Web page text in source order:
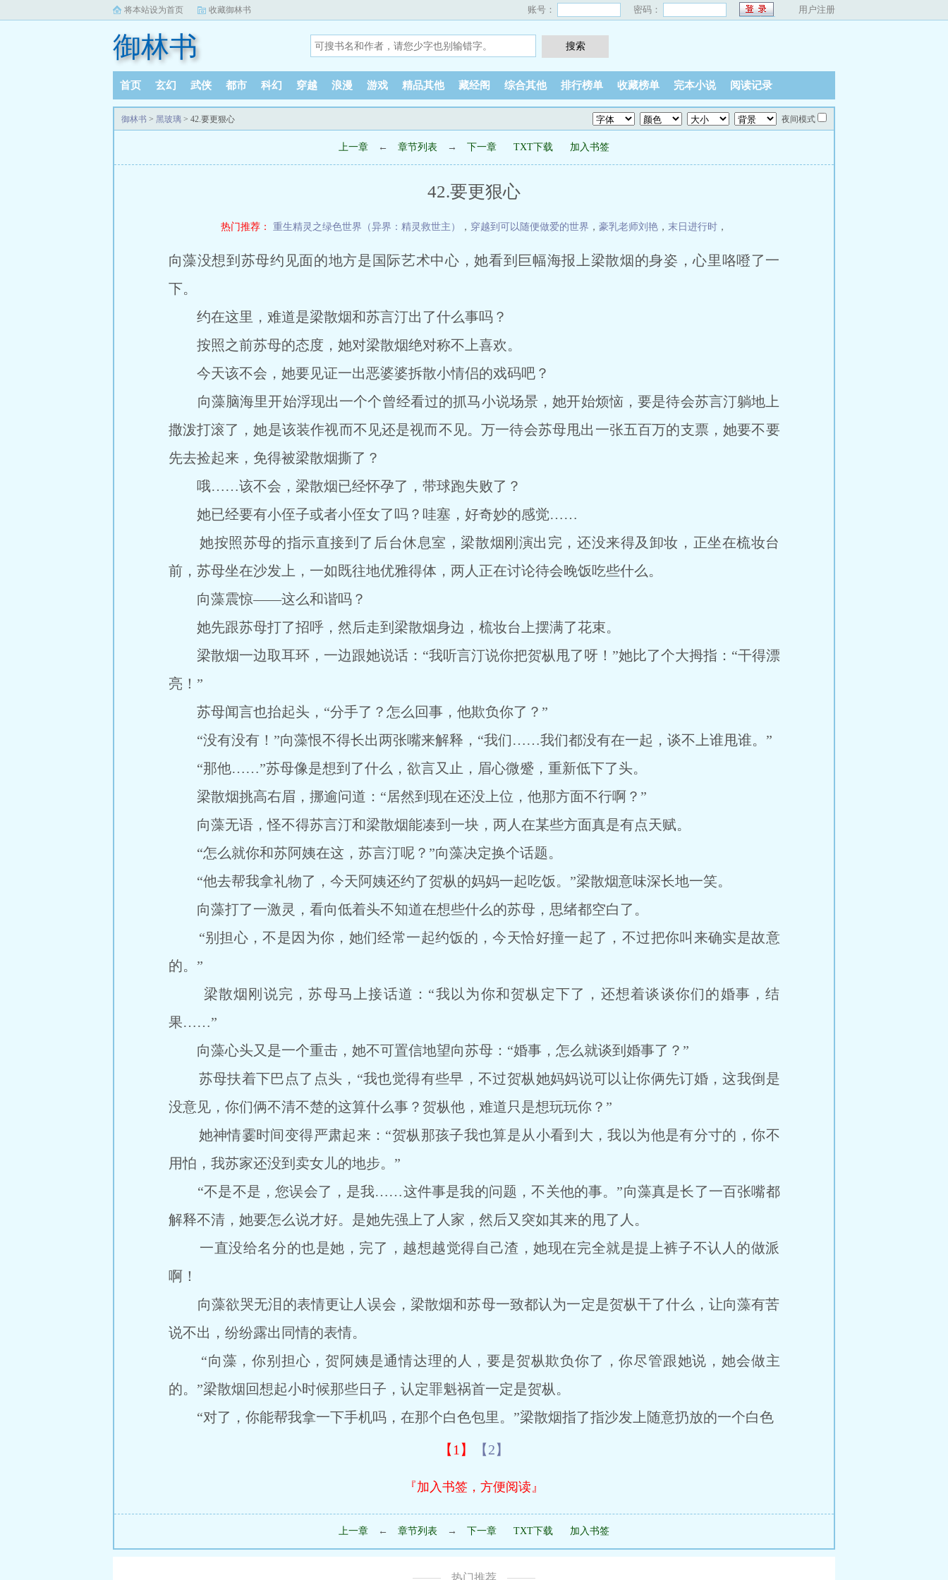
将本站设为首页 收藏御林书 账号： 密码： 用户注册
御林书
首页 玄幻 武侠 都市 科幻 穿越 浪漫 游戏 精品其他 藏经阁 综合其他 排行榜单 收藏榜单 完本小说 阅读记录
御林书 > 黑玻璃 > 42.要更狠心 夜间模式
上一章 ← 章节列表 → 下一章 TXT下载 加入书签
42.要更狠心
热门推荐： 重生精灵之绿色世界（异界：精灵救世主） ， 穿越到可以随便做爱的世界 ， 豪乳老师刘艳 ， 末日进行时 ，
向藻没想到苏母约见面的地方是国际艺术中心，她看到巨幅海报上梁散烟的身姿，心里咯噔了一
下。
约在这里，难道是梁散烟和苏言汀出了什么事吗？
按照之前苏母的态度，她对梁散烟绝对称不上喜欢。
今天该不会，她要见证一出恶婆婆拆散小情侣的戏码吧？
向藻脑海里开始浮现出一个个曾经看过的抓马小说场景，她开始烦恼，要是待会苏言汀躺地上
撒泼打滚了，她是该装作视而不见还是视而不见。万一待会苏母甩出一张五百万的支票，她要不要
先去捡起来，免得被梁散烟撕了？
哦……该不会，梁散烟已经怀孕了，带球跑失败了？
她已经要有小侄子或者小侄女了吗？哇塞，好奇妙的感觉……
她按照苏母的指示直接到了后台休息室，梁散烟刚演出完，还没来得及卸妆，正坐在梳妆台
前，苏母坐在沙发上，一如既往地优雅得体，两人正在讨论待会晚饭吃些什么。
向藻震惊――这么和谐吗？
她先跟苏母打了招呼，然后走到梁散烟身边，梳妆台上摆满了花束。
梁散烟一边取耳环，一边跟她说话：“我听言汀说你把贺枞甩了呀！”她比了个大拇指：“干得漂
亮！”
苏母闻言也抬起头，“分手了？怎么回事，他欺负你了？”
“没有没有！”向藻恨不得长出两张嘴来解释，“我们……我们都没有在一起，谈不上谁甩谁。”
“那他……”苏母像是想到了什么，欲言又止，眉心微蹙，重新低下了头。
梁散烟挑高右眉，挪逾问道：“居然到现在还没上位，他那方面不行啊？”
向藻无语，怪不得苏言汀和梁散烟能凑到一块，两人在某些方面真是有点天赋。
“怎么就你和苏阿姨在这，苏言汀呢？”向藻决定换个话题。
“他去帮我拿礼物了，今天阿姨还约了贺枞的妈妈一起吃饭。”梁散烟意味深长地一笑。
向藻打了一激灵，看向低着头不知道在想些什么的苏母，思绪都空白了。
“别担心，不是因为你，她们经常一起约饭的，今天恰好撞一起了，不过把你叫来确实是故意
的。”
梁散烟刚说完，苏母马上接话道：“我以为你和贺枞定下了，还想着谈谈你们的婚事，结
果……”
向藻心头又是一个重击，她不可置信地望向苏母：“婚事，怎么就谈到婚事了？”
苏母扶着下巴点了点头，“我也觉得有些早，不过贺枞她妈妈说可以让你俩先订婚，这我倒是
没意见，你们俩不清不楚的这算什么事？贺枞他，难道只是想玩玩你？”
她神情霎时间变得严肃起来：“贺枞那孩子我也算是从小看到大，我以为他是有分寸的，你不
用怕，我苏家还没到卖女儿的地步。”
“不是不是，您误会了，是我……这件事是我的问题，不关他的事。”向藻真是长了一百张嘴都
解释不清，她要怎么说才好。是她先强上了人家，然后又突如其来的甩了人。
一直没给名分的也是她，完了，越想越觉得自己渣，她现在完全就是提上裤子不认人的做派
啊！
向藻欲哭无泪的表情更让人误会，梁散烟和苏母一致都认为一定是贺枞干了什么，让向藻有苦
说不出，纷纷露出同情的表情。
“向藻，你别担心，贺阿姨是通情达理的人，要是贺枞欺负你了，你尽管跟她说，她会做主
的。”梁散烟回想起小时候那些日子，认定罪魁祸首一定是贺枞。
“对了，你能帮我拿一下手机吗，在那个白色包里。”梁散烟指了指沙发上随意扔放的一个白色
【1】 【2】
『加入书签，方便阅读』
上一章 ← 章节列表 → 下一章 TXT下载 加入书签
热门推荐